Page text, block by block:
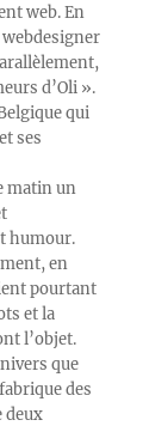
web. En
d’Oli ».
qui
ses
matin un
humour.
en
pourtant
et la
l’objet.
que
des
deux